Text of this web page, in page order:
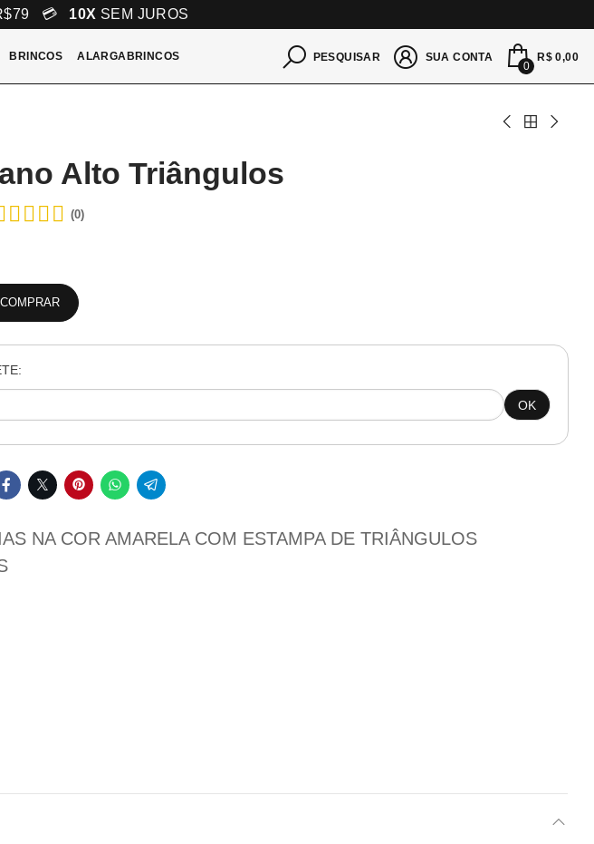
💳 10X SEM JUROS
BRINCOS ALARGABRINCOS PESQUISAR SUA CONTA
0
R$ 0,00
Alto Triângulos
(0)
COMPRAR
OK
NA COR AMARELA COM ESTAMPA DE TRIÂNGULOS